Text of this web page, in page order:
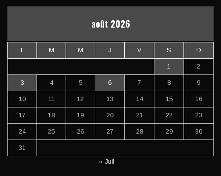
août 2026
L M M J V S D
1 2
3 4 5 6 7 8 9
10 11 12 13 14 15 16
17 18 19 20 21 22 23
24 25 26 27 28 29 30
31
« Juil